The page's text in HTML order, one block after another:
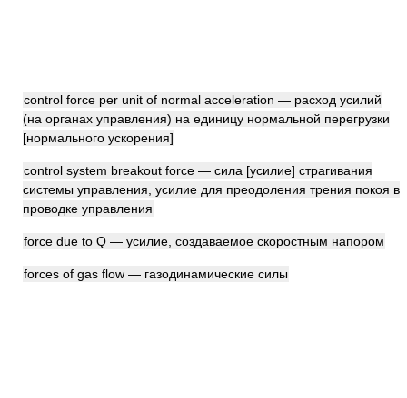
control force per unit of normal acceleration — расход усилий
(на органах управления) на единицу нормальной перегрузки
[нормального ускорения]
control system breakout force — сила [усилие] страгивания
системы управления, усилие для преодоления трения покоя в
проводке управления
force due to Q — усилие, создаваемое скоростным напором
forces of gas flow — газодинамические силы